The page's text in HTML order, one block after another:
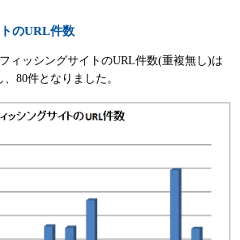
のURL件数
ィッシングサイトのURL件数(重複無し)は
80件となりました。